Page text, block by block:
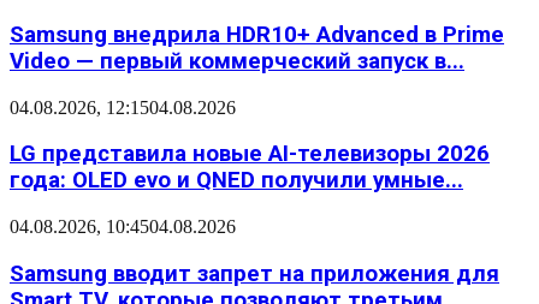
Samsung внедрила HDR10+ Advanced в Prime
Video — первый коммерческий запуск в...
04.08.2026, 12:1504.08.2026
LG представила новые AI-телевизоры 2026
года: OLED evo и QNED получили умные...
04.08.2026, 10:4504.08.2026
Samsung вводит запрет на приложения для